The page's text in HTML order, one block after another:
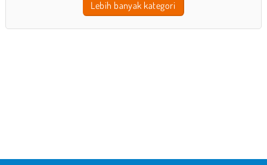
Lebih banyak kategori